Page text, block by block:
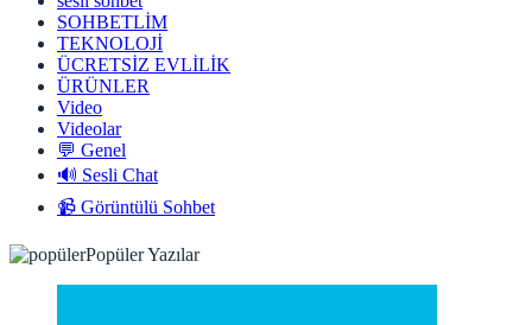
SOHBETLİM
TEKNOLOJİ
ÜCRETSİZ EVLİLİK
ÜRÜNLER
Video
Videolar
💬 Genel
🔊 Sesli Chat
📹 Görüntülü Sohbet
Popüler Yazılar